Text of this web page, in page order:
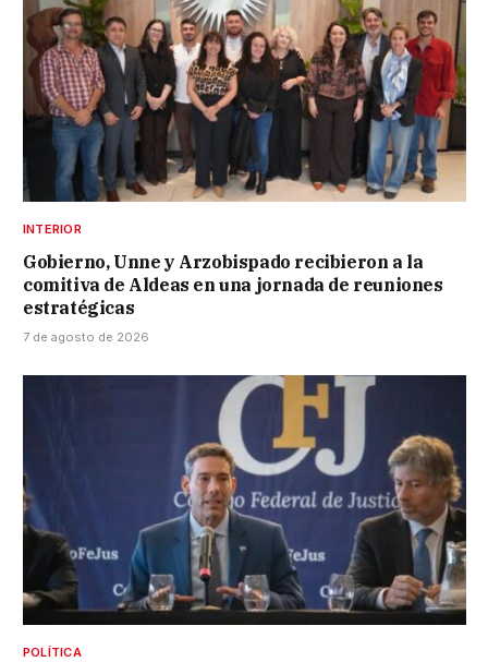
INTERIOR
Gobierno, Unne y Arzobispado recibieron a la
comitiva de Aldeas en una jornada de reuniones
estratégicas
7 de agosto de 2026
POLÍTICA